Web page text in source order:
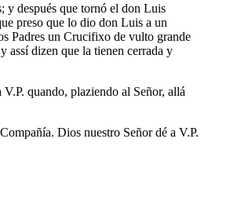
y después que tornó el don Luis
preso que lo dio don Luis a un
Padres un Crucifixo de vulto grande
assí dizen que la tienen cerrada y
quando, plaziendo al Señor, allá
Dios nuestro Señor dé a V.P.